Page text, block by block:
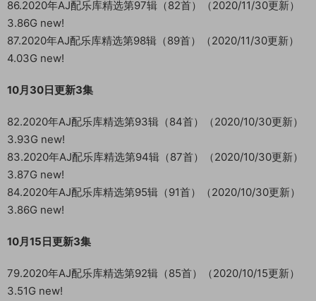
86.2020年AJ配乐库精选第97辑（82首）（2020/11/30更新）
3.86G new!
87.2020年AJ配乐库精选第98辑（89首）（2020/11/30更新）
4.03G new!
10月30日更新3集
82.2020年AJ配乐库精选第93辑（84首）（2020/10/30更新）
3.93G new!
83.2020年AJ配乐库精选第94辑（87首）（2020/10/30更新）
3.87G new!
84.2020年AJ配乐库精选第95辑（91首）（2020/10/30更新）
3.86G new!
10月15日更新3集
79.2020年AJ配乐库精选第92辑（85首）（2020/10/15更新）
3.51G new!